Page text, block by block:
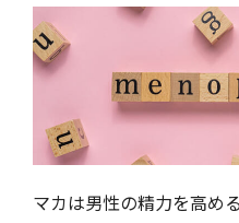
マカは男性の精力を高め